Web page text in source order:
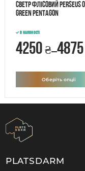
Светр флісовий PERSEUS
Green Pentagon
В наявності
4250 ₴–4875
Оберіть опції
PLATSDARM